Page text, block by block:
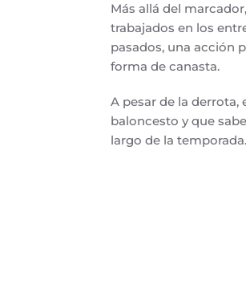
Más allá del
trabajados en los
pasados, una acción
forma de canasta.
A pesar de la
baloncesto y que
largo de la temporada.